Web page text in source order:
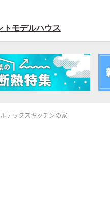
ト モデルハウス
テックスキッチンの家